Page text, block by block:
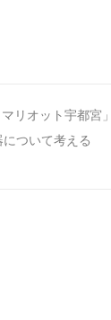
マリオット宇都宮
について考える